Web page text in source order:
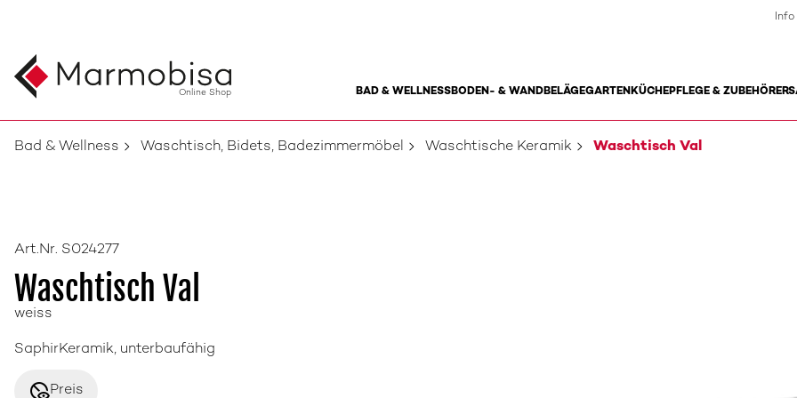
Online Shop BAD & WELLNESSBODEN- & WANDBELÄGEGARTENKÜCHEPFLEGE & ZUBEHÖR
Info
Bad & Wellness Waschtisch, Bidets, Badezimmermöbel Waschtische Keramik Waschtisch Val
Art.Nr. S024277
Waschtisch Val
weiss
SaphirKeramik, unterbaufähig
disabled_visiblePreis